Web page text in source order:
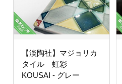
【淡陶社】マジョリカ
タイル 虹彩
KOUSAI - グレー